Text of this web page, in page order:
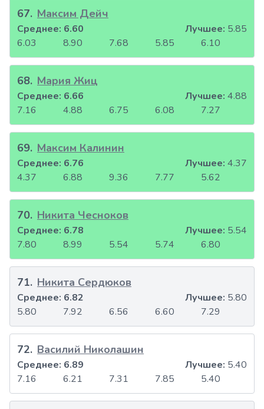
67. Максим Дейч
6.03 8.90 7.68 5.85 6.10
Среднее: 6.60 Лучшее: 5.85
68. Мария Жиц
7.16 4.88 6.75 6.08 7.27
Среднее: 6.66 Лучшее: 4.88
69. Максим Калинин
4.37 6.88 9.36 7.77 5.62
Среднее: 6.76 Лучшее: 4.37
70. Никита Чесноков
7.80 8.99 5.54 5.74 6.80
Среднее: 6.78 Лучшее: 5.54
71. Никита Сердюков
5.80 7.92 6.56 6.60 7.29
Среднее: 6.82 Лучшее: 5.80
72. Василий Николашин
7.16 6.21 7.31 7.85 5.40
Среднее: 6.89 Лучшее: 5.40